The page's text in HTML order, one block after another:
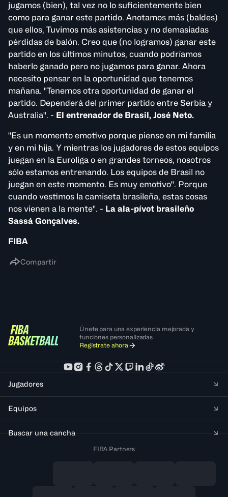
jugamos (bien), tal vez no lo suficientemente bien
como para ganar este partido. Anotamos más (baldes)
que ellos, Tuvimos más asistencias y no demasiadas
pérdidas de balón. Creo que (no logramos) ganar este
partido en los últimos minutos, cuando podríamos
haberlo ganado pero no jugamos para ganar. Ahora
necesito pensar en la oportunidad que tenemos
mañana. "Tenemos otra oportunidad de ganar el
partido. Dependerá del primer partido entre Serbia y
Australia". - El entrenador de Brasil, José Neto.
"Es un momento emotivo porque pienso en mi familia
y en mi hija. Y mientras los jugadores de estos equipos
juegan en la Euroliga o en grandes torneos, nosotros
sólo estamos entrenando. Los equipos de Brasil no
juegan en este momento. Es muy emotivo". Porque
cuando vestimos la camiseta brasileña, estas cosas
nos vienen a la mente". - La ala-pívot brasileño
Sassá Gonçalves.
FIBA
Compartir
Únete para una experiencia mejorada y
funciones personalizadas
Regístrate ahora
Jugadores
Equipos
Buscar una cancha
FIBA Partners